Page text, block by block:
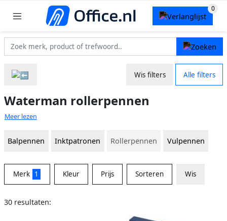
Wis filters Alle filters
Waterman rollerpennen
Meer lezen
Balpennen Inktpatronen Rollerpennen Vulpennen
Merk 1 Kleur Prijs Sorteren Wis
30 resultaten: